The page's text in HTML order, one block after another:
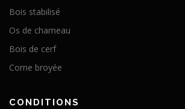
Bois stabilisé
Os de chameau
Bois de cerf
Corne broyée
CONDITIONS